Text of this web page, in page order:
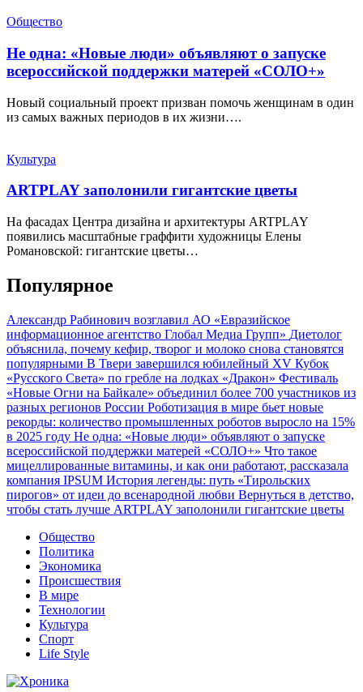
Общество
Не одна: «Новые люди» объявляют о запуске
всероссийской поддержки матерей «СОЛО+»
Новый социальный проект призван помочь женщинам в один
из самых важных периодов в их жизни….
Культура
ARTPLAY заполонили гигантские цветы
На фасадах Центра дизайна и архитектуры ARTPLAY
появились масштабные граффити художницы Елены
Романовской: гигантские цветы…
Популярное
Александр Рабинович возглавил АО «Евразийское
информационное агентство Глобал Медиа Групп» Диетолог
объяснила, почему кефир, творог и молоко снова становятся
популярными В Твери завершился юбилейный XV Кубок
«Русского Света» по гребле на лодках «Дракон» Фестиваль
«Новые Огни на Байкале» объединил более 700 участников из
разных регионов России Роботизация в мире бьет новые
рекорды: количество промышленных роботов выросло на 15%
в 2025 году Не одна: «Новые люди» объявляют о запуске
всероссийской поддержки матерей «СОЛО+» Что такое
мицеллированные витамины, и как они работают, рассказала
компания IPSUM История легенды: путь «Тирольских
пирогов» от идеи до всенародной любви Вернуться в детство,
чтобы стать лучше ARTPLAY заполонили гигантские цветы
Общество
Политика
Экономика
Происшествия
В мире
Технологии
Культура
Спорт
Life Style